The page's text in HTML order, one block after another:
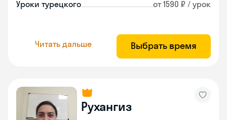
Уроки турецкого от 1590 ₽ / урок
Читать дальше Выбрать время
Рухангиз